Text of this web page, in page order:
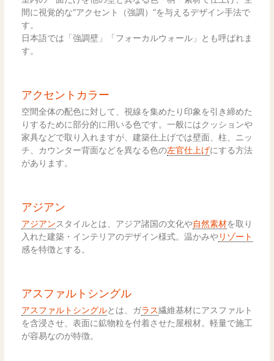
間に視覚的な“アクセント（強調）”を与えるデザイン手法で
す。
日本語では「強調壁」「フォーカルウォール」とも呼ばれま
す。
アクセントカラー
空間全体の配色に対して、視線を集めたり印象を引き締めた
りするために部分的に用いる色です。一般にはクッションや
家具などで取り入れますが、建築仕上げでは壁面、柱、ニッ
チ、カウンター背面などを異なる色の左官仕上げにする方法
があります。
アジアン
アジアンスタイルとは、アジア諸国の文化や自然素材を取り
入れた建築・インテリアのデザイン様式。温かみやリゾート
感を特徴とする。
アスファルトシングル
アスファルトシングルとは、ガラス繊維基材にアスファルト
を含浸させ、表面に鉱物粒を付着させた屋根材。軽量で施工
が容易なのが特徴。